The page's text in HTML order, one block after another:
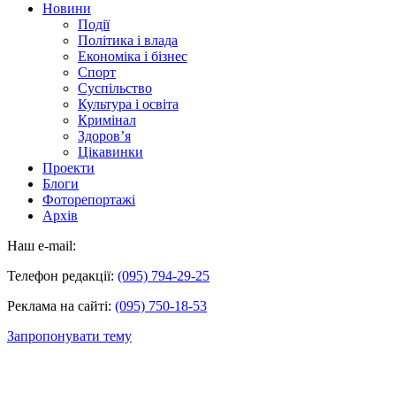
Новини
Події
Політика і влада
Економіка і бізнес
Спорт
Суспільство
Культура і освіта
Кримінал
Здоров’я
Цікавинки
Проекти
Блоги
Фоторепортажі
Архів
Наш e-mail:
Телефон редакції: (095) 794-29-25
Реклама на сайті: (095) 750-18-53
Запропонувати тему